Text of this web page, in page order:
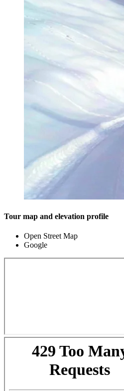
Tour map and elevation profile
Open Street Map
Google